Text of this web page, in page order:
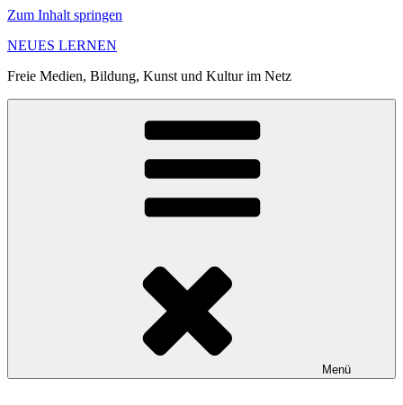
Zum Inhalt springen
NEUES LERNEN
Freie Medien, Bildung, Kunst und Kultur im Netz
Menü